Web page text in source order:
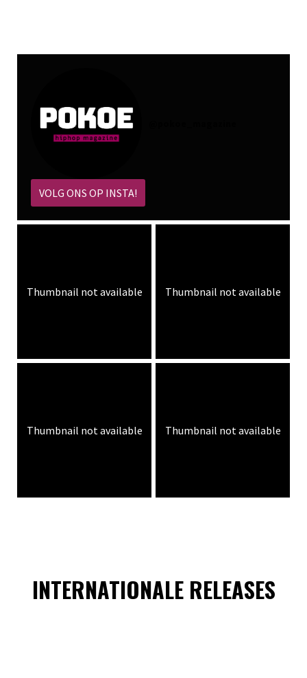
VOLG ONS OP INSTA!
Thumbnail not available Thumbnail not available
Thumbnail not available Thumbnail not available
INTERNATIONALE RELEASES